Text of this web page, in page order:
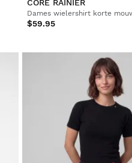
CORE RAINIER
Dames wielershirt korte
$59.95